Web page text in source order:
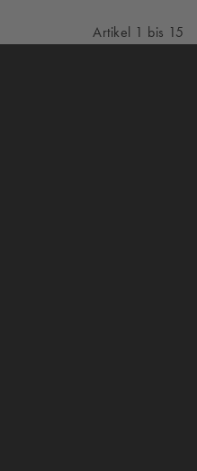
Artikel 1 bis 15